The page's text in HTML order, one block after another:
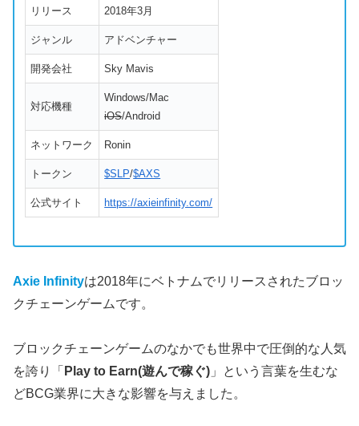
リリース 2018年3月
ジャンル アドベンチャー
開発会社 Sky Mavis
対応機種
Windows/Mac
iOS/Android
ネットワーク Ronin
トークン $SLP/$AXS
公式サイト https://axieinfinity.com/
Axie Infinityは2018年にベトナムでリリースされたブロッ
クチェーンゲームです。
ブロックチェーンゲームのなかでも世界中で圧倒的な人気
を誇り「 Play to Earn(遊んで稼ぐ) 」という言葉を生むな
どBCG業界に大きな影響を与えました。